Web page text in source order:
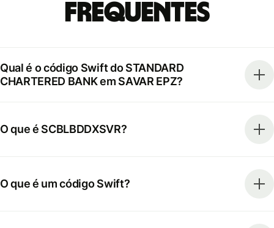
frequentes
Qual é o código Swift do STANDARD
CHARTERED BANK em SAVAR EPZ?
O que é SCBLBDDXSVR?
O que é um código Swift?